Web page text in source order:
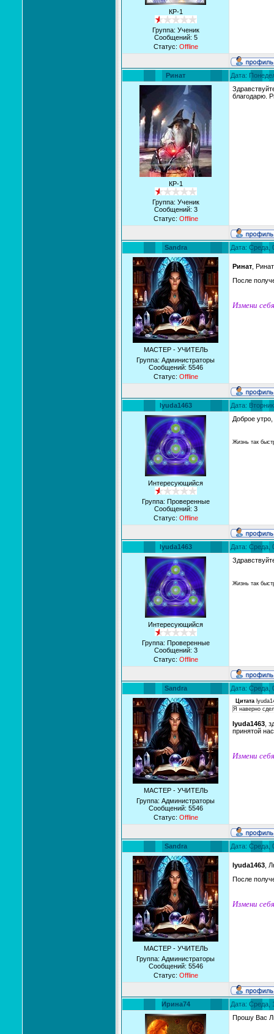
КР-1
Группа: Ученик
Сообщений: 5
Статус: Offline
Ринат Дата:
КР-1
Группа: Ученик
Сообщений: 3
Статус: Offline
благодарю.
Sandra Дата: Среда,
МАСТЕР - УЧИТЕЛЬ
Группа: Администраторы
Сообщений: 5546
Статус: Offline
Ринат ,
После
Измени
lyuda1463 Дата:
Интересующийся
Группа: Проверенные
Сообщений: 3
Статус: Offline
Доброе
Жизнь так
lyuda1463 Дата: Среда,
Интересующийся
Группа: Проверенные
Сообщений: 3
Статус: Offline
Жизнь так
Sandra Дата: Среда,
МАСТЕР - УЧИТЕЛЬ
Группа: Администраторы
Сообщений: 5546
Статус: Offline
Цитата
Я наверно
lyuda1463 ,
принятой
Измени
Sandra Дата: Среда,
МАСТЕР - УЧИТЕЛЬ
Группа: Администраторы
Сообщений: 5546
Статус: Offline
lyuda1463 ,
После
Измени
Ирина74 Дата: Среда,
Прошу Вас